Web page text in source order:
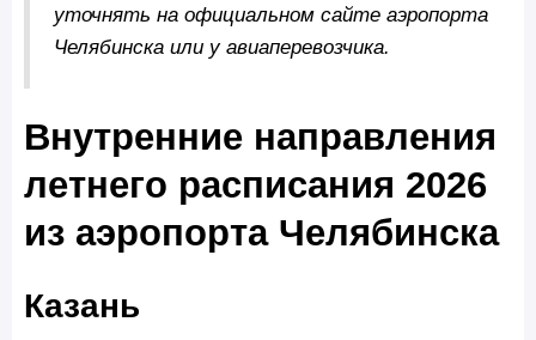
уточнять на официальном сайте аэропорта
Челябинска или у авиаперевозчика.
Внутренние направления
летнего расписания 2026
из аэропорта Челябинска
Казань